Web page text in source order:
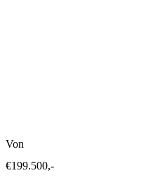
Von
€199.500,-